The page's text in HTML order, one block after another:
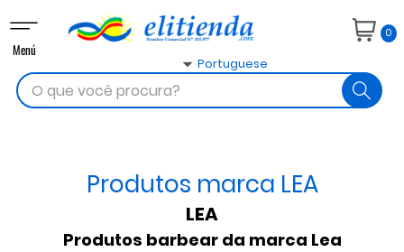
Toggle
navigation
Menú
0
Portuguese

Produtos marca LEA
LEA
Produtos barbear da marca Lea